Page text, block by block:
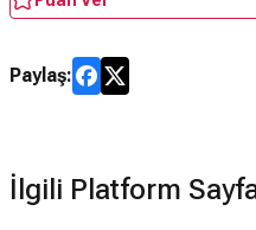
Paylaş:
İlgili Platform